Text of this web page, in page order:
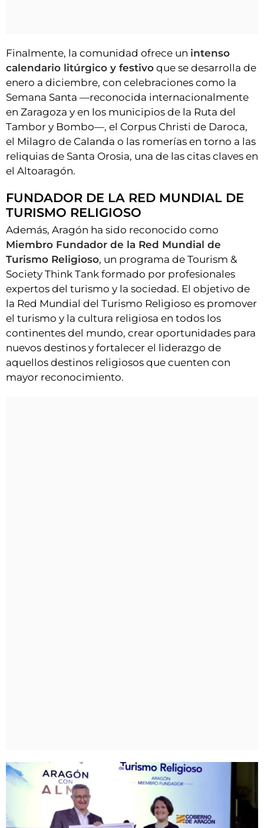
Finalmente, la comunidad ofrece un intenso
calendario litúrgico y festivo que se desarrolla de
enero a diciembre, con celebraciones como la
Semana Santa —reconocida internacionalmente
en Zaragoza y en los municipios de la Ruta del
Tambor y Bombo—, el Corpus Christi de Daroca,
el Milagro de Calanda o las romerías en torno a las
reliquias de Santa Orosia, una de las citas claves en
el Altoaragón.
FUNDADOR DE LA RED MUNDIAL DE
TURISMO RELIGIOSO
Además, Aragón ha sido reconocido como
Miembro Fundador de la Red Mundial de
Turismo Religioso, un programa de Tourism &
Society Think Tank formado por profesionales
expertos del turismo y la sociedad. El objetivo de
la Red Mundial del Turismo Religioso es promover
el turismo y la cultura religiosa en todos los
continentes del mundo, crear oportunidades para
nuevos destinos y fortalecer el liderazgo de
aquellos destinos religiosos que cuenten con
mayor reconocimiento.